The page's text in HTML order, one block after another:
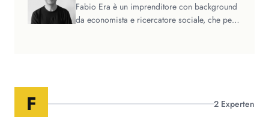
Fabio Era è un imprenditore con background
da economista e ricercatore sociale, che per
F 2 Experten